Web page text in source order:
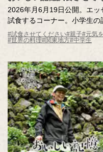
2026年月6月19日公開。エ
試食するコーナー。小学生の
ンガポールで出会った「カヤ
トーストのためにシンガポー
す。驚きの食べ方も必見です
#試食させてください#親子#元気
#世界の料理#関東地方#中学生